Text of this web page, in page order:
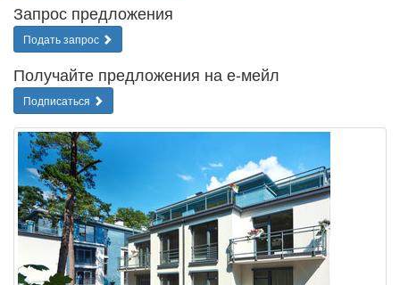
Запрос предложения
Подать запрос
Получайте предложения на е-мейл
Подписаться